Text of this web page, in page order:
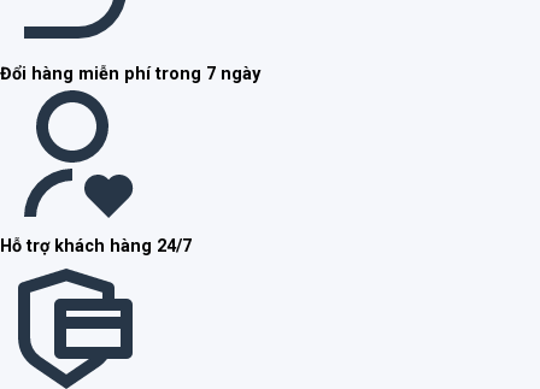
Đổi hàng miễn phí trong 7 ngày
Hỗ trợ khách hàng 24/7